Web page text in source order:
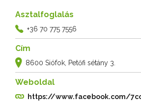
Asztalfoglalás
+36 70 775 7556
Cím
8600 Siófok, Petőfi sétány 3.
Weboldal
https://www.facebook.com/